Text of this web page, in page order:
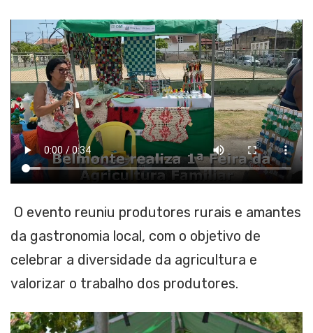
O evento reuniu produtores rurais e amantes
da gastronomia local, com o objetivo de
celebrar a diversidade da agricultura e
valorizar o trabalho dos produtores.